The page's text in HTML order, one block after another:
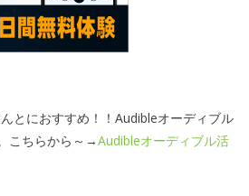
とにおすすめ！！Audibleオーディブル
こちらから～→Audibleオーディブル活